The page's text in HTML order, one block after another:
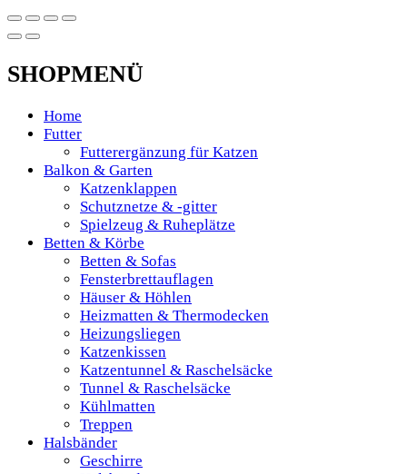
SHOPMENÜ
Home
Futter
Futterergänzung für Katzen
Balkon & Garten
Katzenklappen
Schutznetze & -gitter
Spielzeug & Ruheplätze
Betten & Körbe
Betten & Sofas
Fensterbrettauflagen
Häuser & Höhlen
Heizmatten & Thermodecken
Heizungsliegen
Katzenkissen
Katzentunnel & Raschelsäcke
Tunnel & Raschelsäcke
Kühlmatten
Treppen
Halsbänder
Geschirre